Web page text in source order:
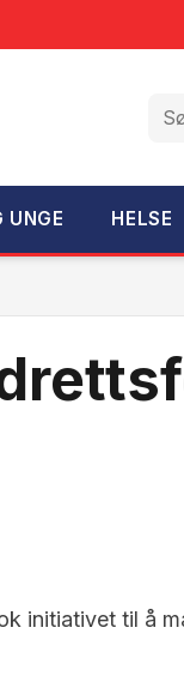
Søk
UNGE HELSE
initiativet til å